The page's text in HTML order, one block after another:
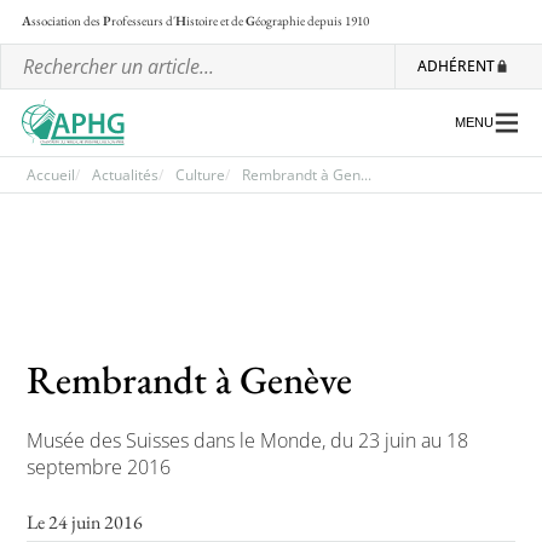
Association desProfesseurs d'Histoire et deGéographiedepuis 1910
ADHÉRENT
Communiqués et motions
Lettre d’information de l’APHG
MENU
Accueil Actualités Culture Rembrandt à Gen...
Rembrandt à Genève
Musée des Suisses dans le Monde, du 23 juin au 18
septembre 2016
Le 24 juin 2016